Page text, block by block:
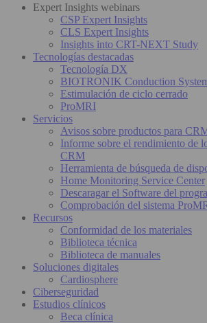
Expert Insights webinars
CSP Expert Insights
CLS Expert Insights
Insights into CRT-NEXT Study
Tecnologías destacadas
Tecnología DX
BIOTRONIK Conduction
Estimulación de ciclo cerrado
ProMRI
Servicios
Avisos sobre productos para
Informe sobre el rendimiento de
CRM
Herramienta de búsqueda de
Home Monitoring Service Center
Descaragar el Software del
Comprobación del sistema
Recursos
Conformidad de los materiales
Biblioteca técnica
Biblioteca de manuales
Soluciones digitales
Cardiosphere
Ciberseguridad
Estudios clínicos
Beca clínica